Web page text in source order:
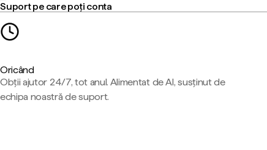
Suport pe care poți conta
Oricând
Obții ajutor 24/7, tot anul. Alimentat de AI, susținut de
echipa noastră de suport.